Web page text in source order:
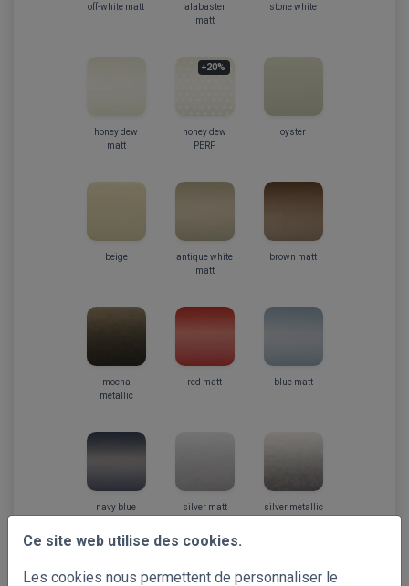
Ce site web utilise des cookies.
Les cookies nous permettent de personnaliser le
off-white matt
alabaster
matt
stone white
honey dew
matt
+20%
honey dew
PERF
oyster
beige
antique white
matt
brown matt
mocha
metallic
red matt blue matt
navy blue
silver matt silver metallic